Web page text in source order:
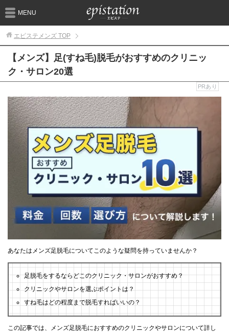
MENU
エピステメンズ TOP
【メンズ】足(すね毛)脱毛がおすすめのクリニッ
ク・サロン20選
PRあり
あなたはメンズ足脱毛についてこのような疑問を持っていませんか？
足脱毛をするならどこのクリニック・サロンがおすすめ？
クリニックやサロンを選ぶポイントは？
すね毛はどの程度まで脱毛すればいいの？
この記事では、メンズ足脱毛におすすめのクリニックやサロンについて詳し